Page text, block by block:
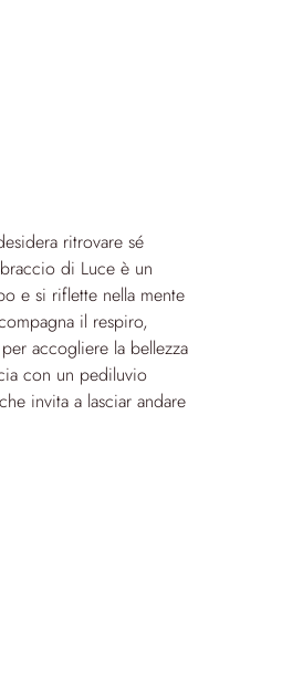
ritrovare sé
di Luce è un
e si riflette nella mente
il respiro,
accogliere la bellezza
con un pediluvio
invita a lasciar andare